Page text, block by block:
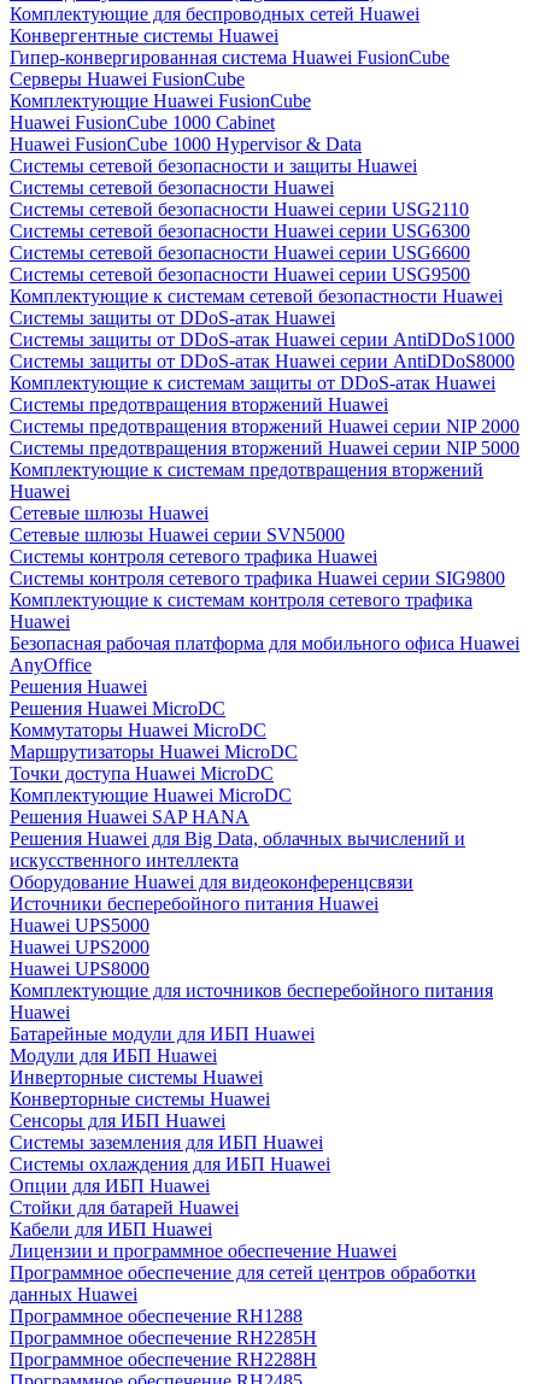
Комплектующие для беспроводных сетей Huawei
Конвергентные системы Huawei
Гипер-конвергированная система Huawei FusionCube
Серверы Huawei FusionCube
Комплектующие Huawei FusionCube
Huawei FusionCube 1000 Cabinet
Huawei FusionCube 1000 Hypervisor & Data
Системы сетевой безопасности и защиты Huawei
Системы сетевой безопасности Huawei
Системы сетевой безопасности Huawei серии USG2110
Системы сетевой безопасности Huawei серии USG6300
Системы сетевой безопасности Huawei серии USG6600
Системы сетевой безопасности Huawei серии USG9500
Комплектующие к системам сетевой безопастности Huawei
Системы защиты от DDoS-атак Huawei
Системы защиты от DDoS-атак Huawei серии AntiDDoS1000
Системы защиты от DDoS-атак Huawei серии AntiDDoS8000
Комплектующие к системам защиты от DDoS-атак Huawei
Системы предотвращения вторжений Huawei
Системы предотвращения вторжений Huawei серии NIP 2000
Системы предотвращения вторжений Huawei серии NIP 5000
Комплектующие к системам предотвращения вторжений
Huawei
Сетевые шлюзы Huawei
Сетевые шлюзы Huawei серии SVN5000
Системы контроля сетевого трафика Huawei
Системы контроля сетевого трафика Huawei серии SIG9800
Комплектующие к системам контроля сетевого трафика
Huawei
Безопасная рабочая платформа для мобильного офиса Huawei
AnyOffice
Решения Huawei
Решения Huawei MicroDC
Коммутаторы Huawei MicroDC
Маршрутизаторы Huawei MicroDC
Точки доступа Huawei MicroDC
Комплектующие Huawei MicroDC
Решения Huawei SAP HANA
Решения Huawei для Big Data, облачных вычислений и
искусственного интеллекта
Оборудование Huawei для видеоконференцсвязи
Источники бесперебойного питания Huawei
Huawei UPS5000
Huawei UPS2000
Huawei UPS8000
Комплектующие для источников бесперебойного питания
Huawei
Батарейные модули для ИБП Huawei
Модули для ИБП Huawei
Инверторные системы Huawei
Конверторные системы Huawei
Сенсоры для ИБП Huawei
Системы заземления для ИБП Huawei
Системы охлаждения для ИБП Huawei
Опции для ИБП Huawei
Стойки для батарей Huawei
Кабели для ИБП Huawei
Лицензии и программное обеспечение Huawei
Программное обеспечение для сетей центров обработки
данных Huawei
Программное обеспечение RH1288
Программное обеспечение RH2285H
Программное обеспечение RH2288H